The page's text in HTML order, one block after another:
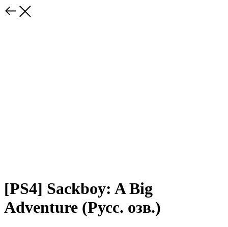
[PS4] Sackboy: A Big
Adventure (Русс. озв.)